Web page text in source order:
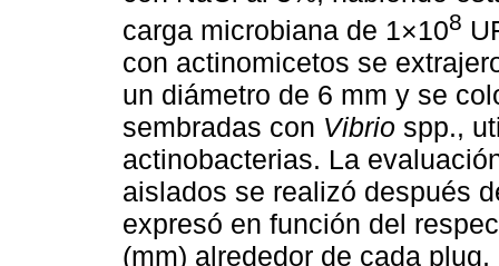
carga microbiana de 1×108
con actinomicetos se
un diámetro de 6 mm y se
sembradas con Vibrio spp.,
actinobacterias. La
aislados se realizó después
expresó en función del
(mm) alrededor de cada